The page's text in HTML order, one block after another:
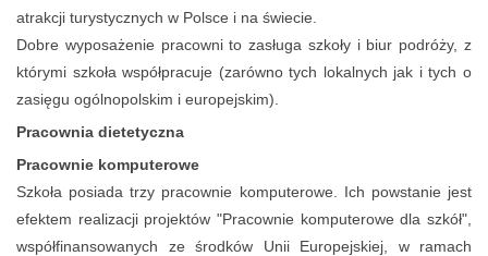
atrakcji turystycznych w Polsce i na świecie.
Dobre wyposażenie pracowni to zasługa szkoły i biur podróży, z
którymi szkoła współpracuje (zarówno tych lokalnych jak i tych o
zasięgu ogólnopolskim i europejskim).
Pracownia dietetyczna
Pracownie komputerowe
Szkoła posiada trzy pracownie komputerowe. Ich powstanie jest
efektem realizacji projektów "Pracownie komputerowe dla szkół",
współfinansowanych ze środków Unii Europejskiej, w ramach